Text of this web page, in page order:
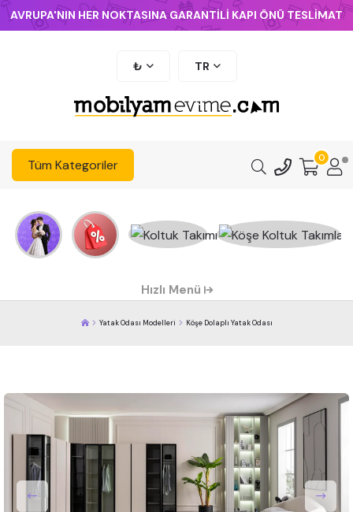
AVRUPA'NIN HER NOKTASINA GARANTİLİ KAPI ÖNÜ TESLİMAT
₺ TR
Tüm Kategoriler 0
Hızlı Menü
Yatak Odası Modelleri Köşe Dolaplı Yatak Odası